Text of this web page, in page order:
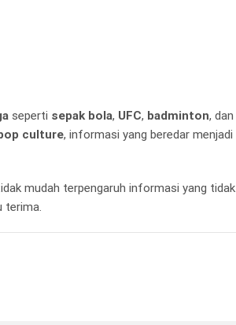
seperti sepak bola, UFC, badminton, dan
culture, informasi yang beredar menjadi
mudah terpengaruh informasi yang tidak
terima.